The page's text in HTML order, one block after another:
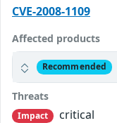
CVE-2008-1109
Affected products
Recommended
Threats
Impact
critical